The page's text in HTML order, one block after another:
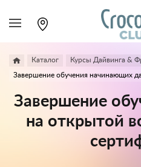
Каталог Курсы Дайвинга &
Завершение обучения начинающих
Завершение
на открытой